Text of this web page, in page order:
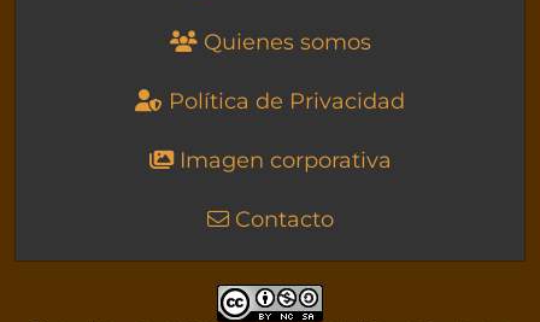
Quienes somos
Política de Privacidad
Imagen corporativa
Contacto